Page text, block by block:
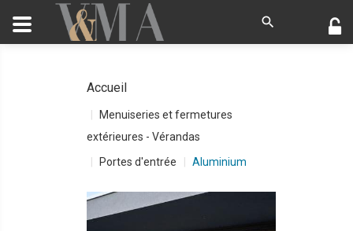
Accueil
Menuiseries et fermetures
extérieures - Vérandas
Portes d'entrée
Aluminium